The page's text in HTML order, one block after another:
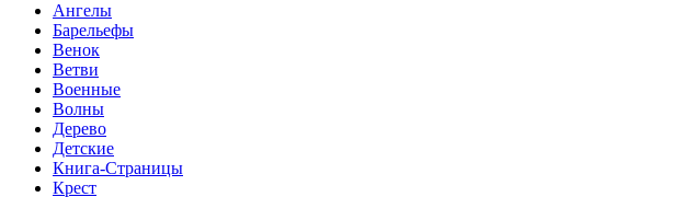
Ангелы
Барельефы
Венок
Ветви
Военные
Волны
Дерево
Детские
Книга-Страницы
Крест